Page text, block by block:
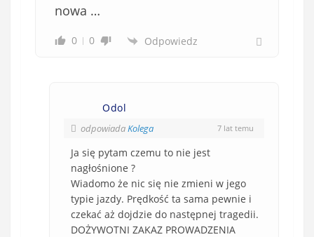
nowa …
0 0 Odpowiedz
Odol
odpowiadaKolega 7 lat temu
Ja się pytam czemu to nie jest
nagłośnione ?
Wiadomo że nic się nie zmieni w jego
typie jazdy. Prędkość ta sama pewnie i
czekać aż dojdzie do następnej tragedii.
DOŻYWOTNI ZAKAZ PROWADZENIA